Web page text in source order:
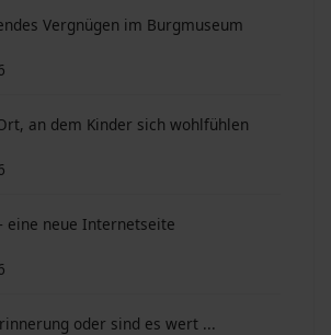
Vergnügen im Burgmuseum
an dem Kinder sich wohlfühlen
eine neue Internetseite
oder sind es wert ...